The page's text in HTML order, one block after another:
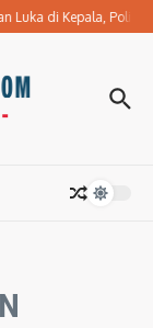
Luka di Kepala, Polisi